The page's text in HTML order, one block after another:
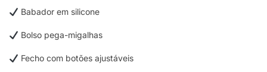
Babador em silicone
Bolso pega-migalhas
Fecho com botões ajustáveis